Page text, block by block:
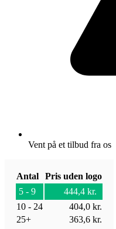
Vent på et tilbud fra os
Antal
Pris uden logo
5 - 9
444,4 kr.
10 - 24
404,0 kr.
25+
363,6 kr.